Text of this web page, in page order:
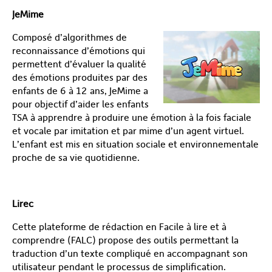
JeMime
Composé d’algorithmes de
reconnaissance d’émotions qui
permettent d’évaluer la qualité
des émotions produites par des
enfants de 6 à 12 ans, JeMime a
pour objectif d’aider les enfants
TSA à apprendre à produire une émotion à la fois faciale
et vocale par imitation et par mime d’un agent virtuel.
L’enfant est mis en situation sociale et environnementale
proche de sa vie quotidienne.
Lirec
Cette plateforme de rédaction en Facile à lire et à
comprendre (FALC) propose des outils permettant la
traduction d’un texte compliqué en accompagnant son
utilisateur pendant le processus de simplification.